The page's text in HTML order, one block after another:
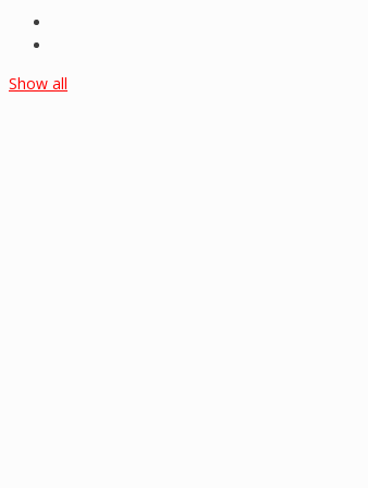
Show all